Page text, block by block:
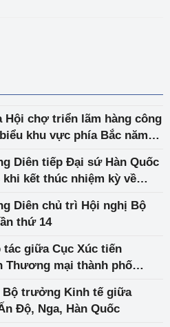
khu vực phía Bắc năm
Diên tiếp Đại sứ Hàn Quốc
kết thúc nhiệm kỳ về
Diên chủ trì Hội nghị Bộ
thứ 14
giữa Cục Xúc tiến
Thương mại thành phố
Bộ trưởng Kinh tế giữa
Độ, Nga, Hàn Quốc